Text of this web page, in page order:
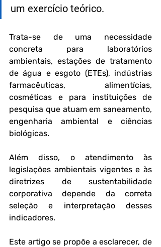
um exercício teórico.
Trata-se de uma necessidade
concreta para laboratórios
ambientais, estações de tratamento
de água e esgoto (ETEs), indústrias
farmacêuticas, alimentícias,
cosméticas e para instituições de
pesquisa que atuam em saneamento,
engenharia ambiental e ciências
biológicas.
Além disso, o atendimento às
legislações ambientais vigentes e às
diretrizes de sustentabilidade
corporativa depende da correta
seleção e interpretação desses
indicadores.
Este artigo se propõe a esclarecer, de